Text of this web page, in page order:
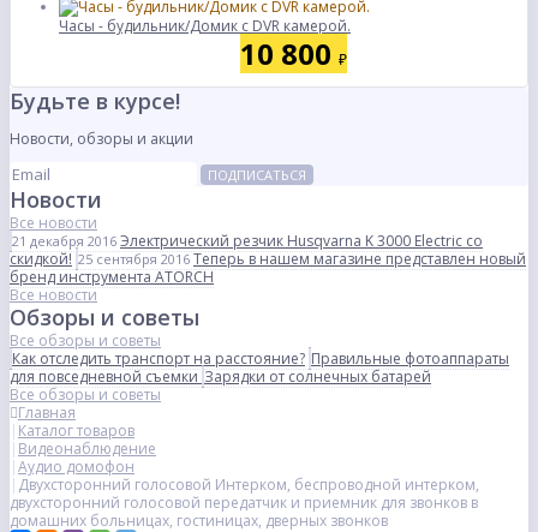
Часы - будильник/Домик с DVR камерой.
10 800 ₽
Будьте в курсе!
Новости, обзоры и акции
ПОДПИСАТЬСЯ
Новости
Все новости
21 декабря 2016 Электрический резчик Husqvarna K 3000 Electric со
скидкой! 25 сентября 2016 Теперь в нашем магазине представлен новый
бренд инструмента ATORCH
Все новости
Обзоры и советы
Все обзоры и советы
Как отследить транспорт на расстояние? Правильные фотоаппараты
для повседневной съемкиЗарядки от солнечных батарей
Все обзоры и советы
Главная
Каталог товаров
Видеонаблюдение
Аудио домофон
Двухсторонний голосовой Интерком, беспроводной интерком,
двухсторонний голосовой передатчик и приемник для звонков в
домашних больницах, гостиницах, дверных звонков